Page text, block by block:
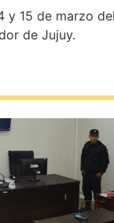
y 15 de marzo
de Jujuy.